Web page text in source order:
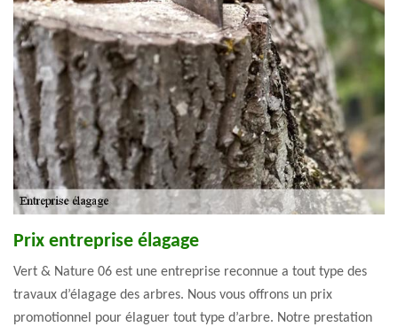
Prix entreprise élagage
Vert & Nature 06 est une entreprise reconnue a tout type des
travaux d’élagage des arbres. Nous vous offrons un prix
promotionnel pour élaguer tout type d’arbre. Notre prestation